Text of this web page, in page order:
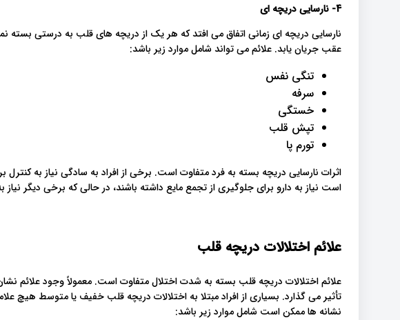
4- نارسایی دریچه ای
نارسایی دریچه ای زمانی اتفاق می افتد که هر یک از دریچه های قلب به درستی
عقب جریان یابد. علائم می تواند شامل موارد زیر باشد:
تنگی نفس
سرفه
خستگی
تپش قلب
تورم پا
اثرات نارسایی دریچه بسته به فرد متفاوت است. برخی از افراد به سادگی نیاز به
است نیاز به دارو برای جلوگیری از تجمع مایع داشته باشند، در حالی که برخی دیگر نیاز
علائم اختلالات دریچه قلب
علائم اختلالات دریچه قلب بسته به شدت اختلال متفاوت است. معمولاً وجود علائم
تأثیر می گذارد. بسیاری از افراد مبتلا به اختلالات دریچه قلب خفیف یا متوسط ​​هیچ
نشانه ها ممکن است شامل موارد زیر باشد: